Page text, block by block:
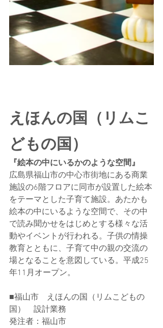
えほんの国（リムこ
どもの国）
『絵本の中にいるかのような空間』
広島県福山市の中心市街地にある商業
施設の6階フロアに同市が設置した絵本
をテーマとした子育て施設。あたかも
絵本の中にいるような空間で、その中
で読み聞かせをはじめとする様々な活
動やイベントが行われる。子供の情操
教育とともに、子育て中の親の交流の
場となることを意図している。平成25
年11月オープン。
■福山市　えほんの国（リムこどもの
国）　設計業務
発注者：福山市